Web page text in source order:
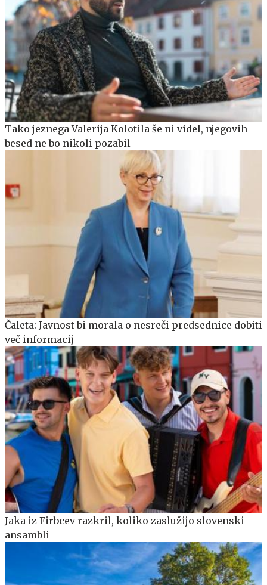
Tako jeznega Valerija Kolotila še ni videl, njegovih
besed ne bo nikoli pozabil
Čaleta: Javnost bi morala o nesreči predsednice dobiti
več informacij
Jaka iz Firbcev razkril, koliko zaslužijo slovenski
ansambli